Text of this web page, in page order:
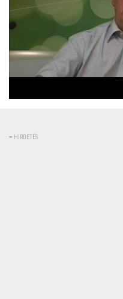
kikapcsolva
0%
0%
HIRDETÉS